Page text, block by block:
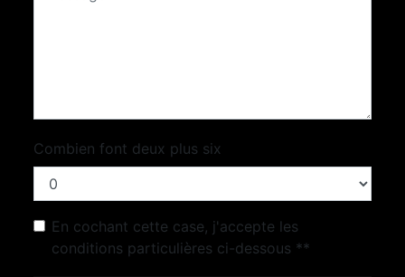
Combien font deux plus six
En cochant cette case, j'accepte les
conditions particulières ci-dessous **